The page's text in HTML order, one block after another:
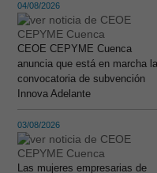
04/08/2026
CEOE CEPYME Cuenca
anuncia que está en marcha la
convocatoria de subvención
Innova Adelante
03/08/2026
Las mujeres empresarias de